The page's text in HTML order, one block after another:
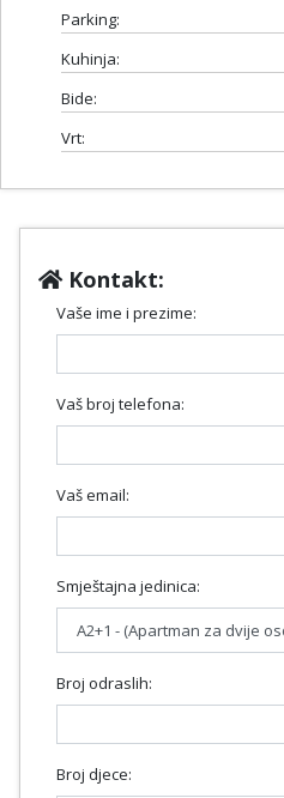
Parking:
Kuhinja:
Bide:
Vrt:
Kontakt:
Vaše ime i prezime:
Vaš broj telefona:
Vaš email:
Smještajna jedinica:
Broj odraslih:
Broj djece: